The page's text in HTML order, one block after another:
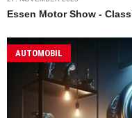
Essen Motor Show -
AUTOMOBIL